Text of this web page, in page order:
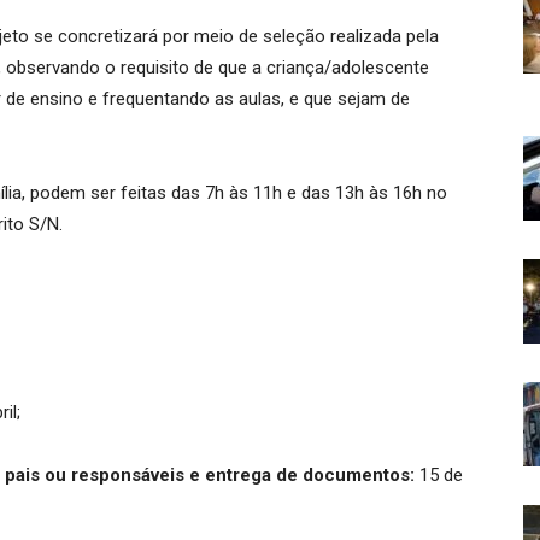
se concretizará por meio de seleção realizada pela
o requisito de que a criança/adolescente
ensino e frequentando as aulas, e que sejam de
podem ser feitas das 7h às 11h e das 13h às 16h no
S/N.
ou responsáveis e entrega de documentos: 15 de